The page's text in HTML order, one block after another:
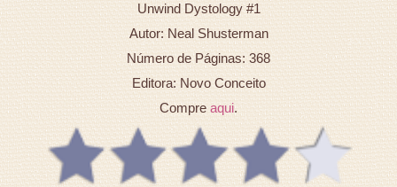
Unwind Dystology #1
Autor: Neal Shusterman
Número de Páginas: 368
Editora: Novo Conceito
Compre aqui.